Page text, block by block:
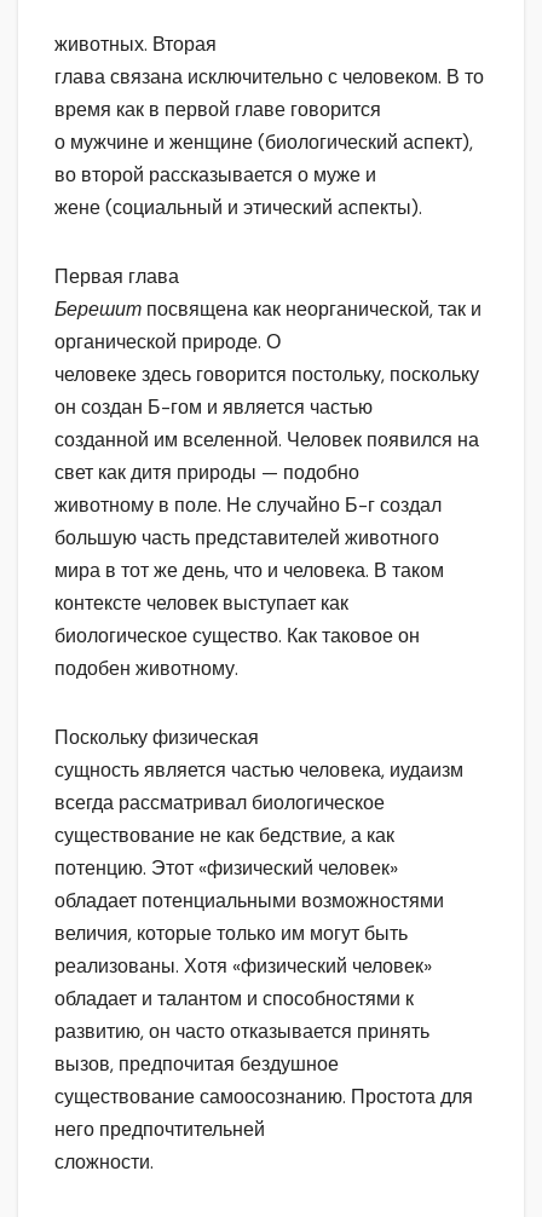
животных. Вторая
глава связана исключительно с человеком. В то
время как в первой главе говорится
о мужчине и женщине (биологический аспект),
во второй рассказывается о муже и
жене (социальный и этический аспекты).
Первая глава
Берешит посвящена как неорганической, так и
органической природе. О
человеке здесь говорится постольку, поскольку
он создан Б-гом и является частью
созданной им вселенной. Человек появился на
свет как дитя природы — подобно
животному в поле. Не случайно Б-г создал
большую часть представителей животного
мира в тот же день, что и человека. В таком
контексте человек выступает как
биологическое существо. Как таковое он
подобен животному.
Поскольку физическая
сущность является частью человека, иудаизм
всегда рассматривал биологическое
существование не как бедствие, а как
потенцию. Этот «физический человек»
обладает потенциальными возможностями
величия, которые только им могут быть
реализованы. Хотя «физический человек»
обладает и талантом и способностями к
развитию, он часто отказывается принять
вызов, предпочитая бездушное
существование самоосознанию. Простота для
него предпочтительней
сложности.